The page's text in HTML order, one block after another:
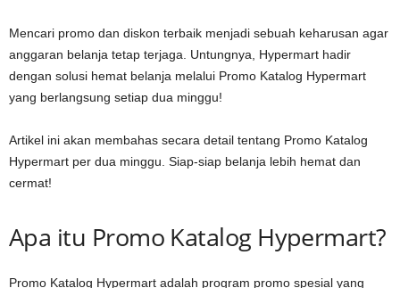
Mencari promo dan diskon terbaik menjadi sebuah keharusan agar
anggaran belanja tetap terjaga. Untungnya, Hypermart hadir
dengan solusi hemat belanja melalui Promo Katalog Hypermart
yang berlangsung setiap dua minggu!
Artikel ini akan membahas secara detail tentang Promo Katalog
Hypermart per dua minggu. Siap-siap belanja lebih hemat dan
cermat!
Apa itu Promo Katalog Hypermart?
Promo Katalog Hypermart adalah program promo spesial yang